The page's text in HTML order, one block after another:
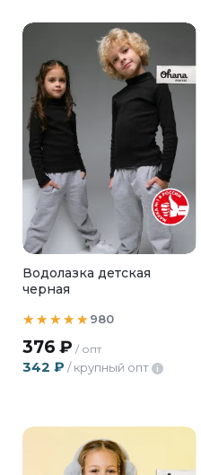
Водолазка детская
черная
980
376 ₽ / опт
342 ₽ / крупный опт i